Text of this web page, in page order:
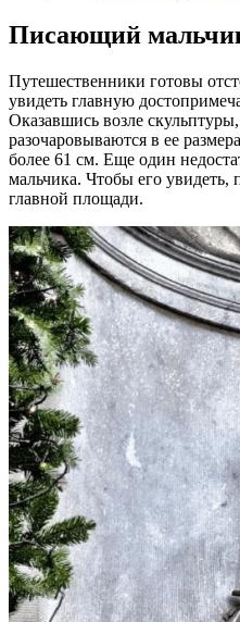
Писающий
Путешественники готовы
увидеть главную
Оказавшись возле
разочаровываются в ее
более 61 см. Еще один
мальчика. Чтобы его увидеть,
главной площади.